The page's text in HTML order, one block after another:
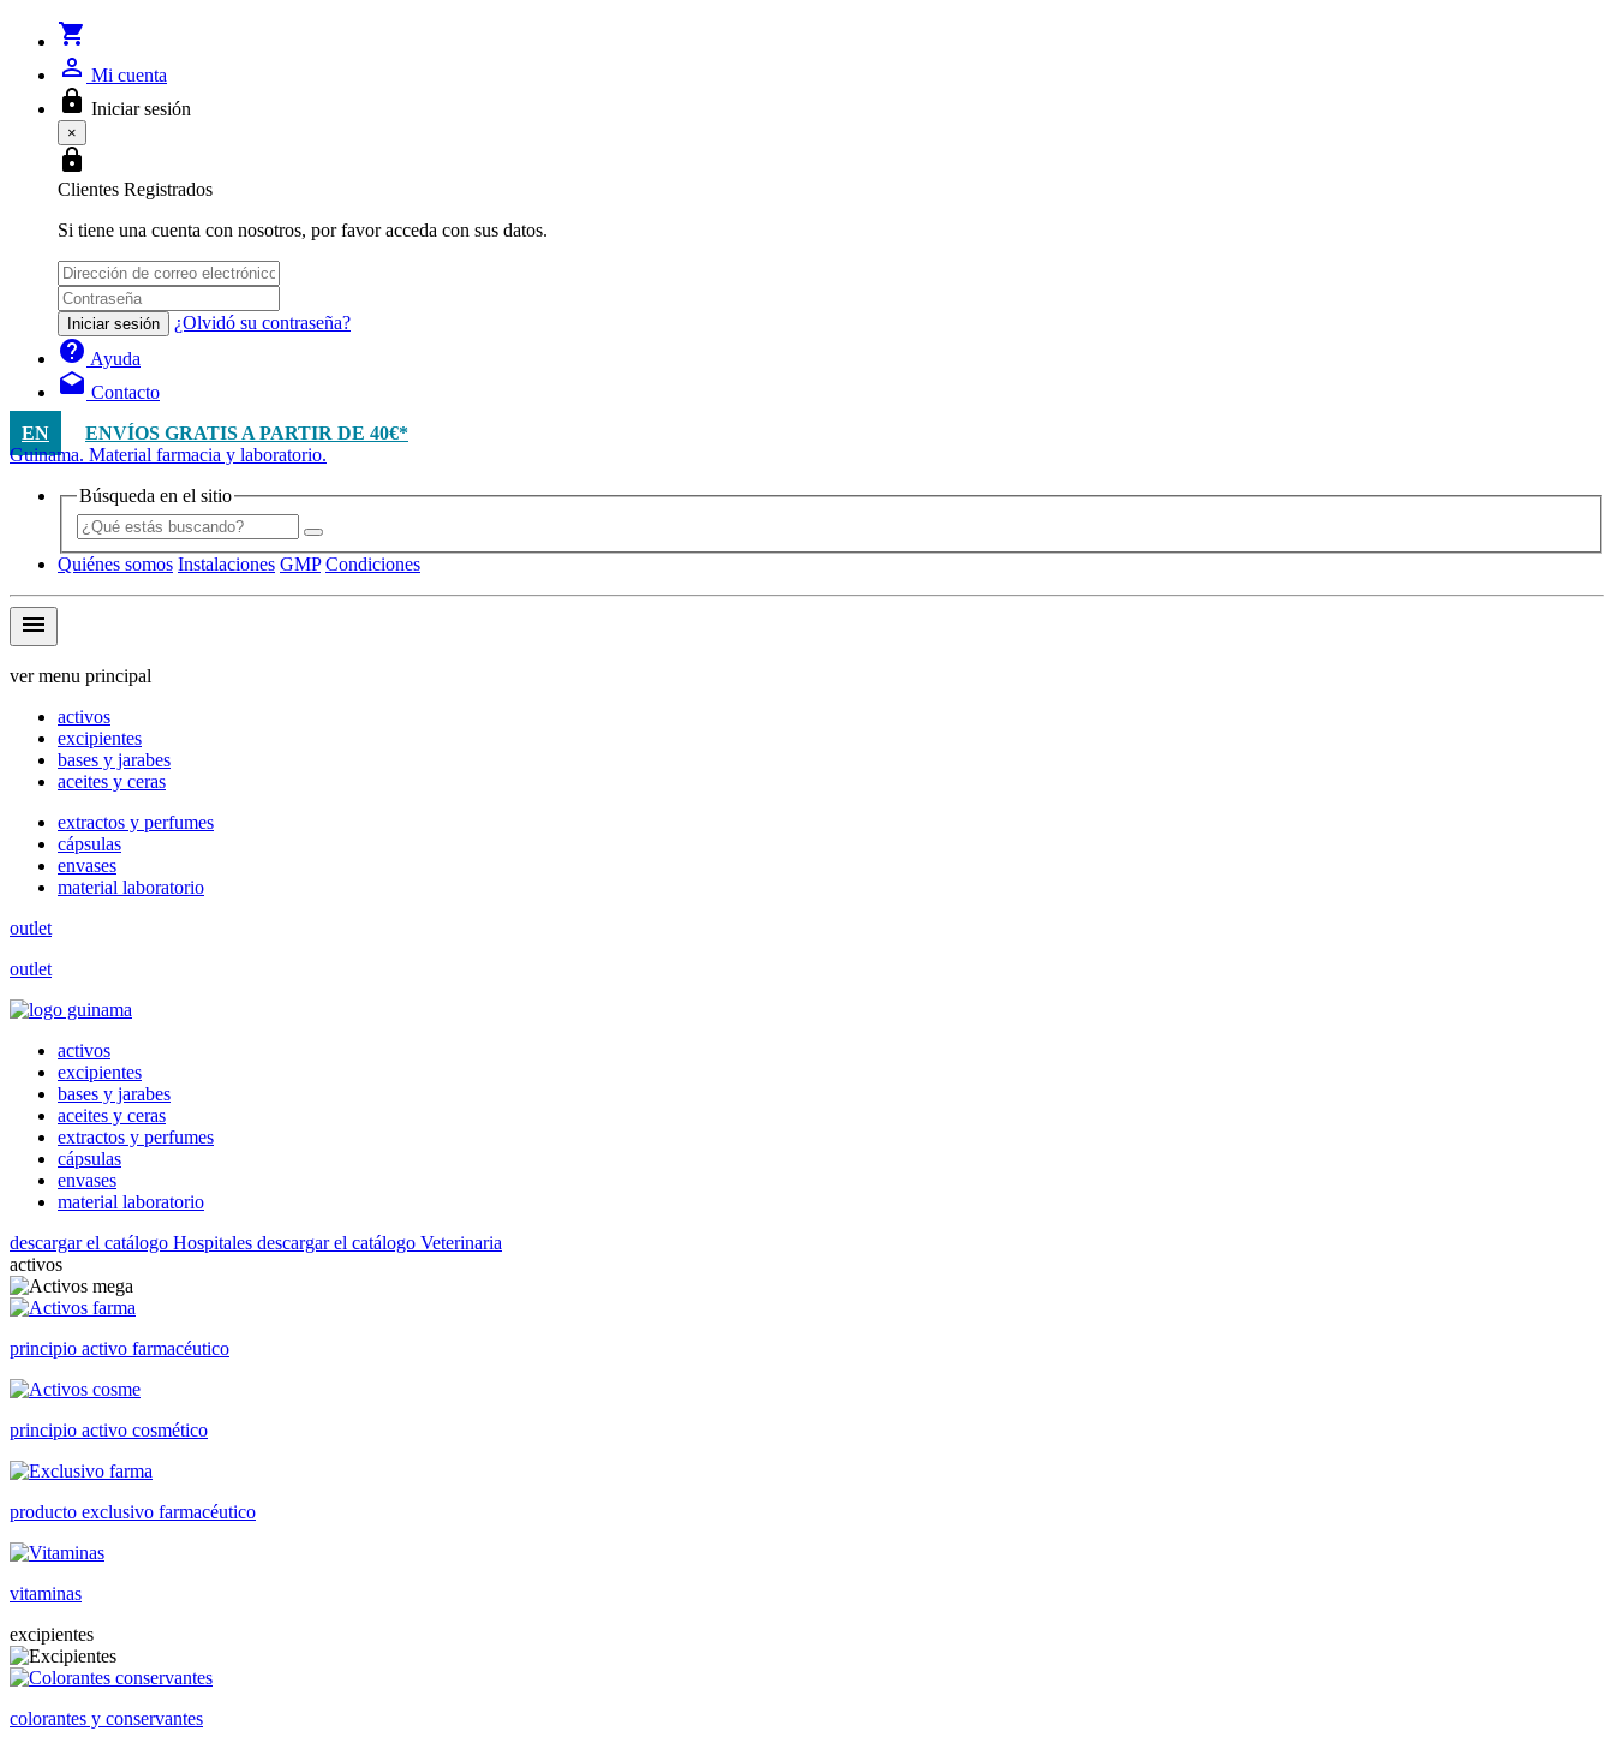
shopping_cart
person_outline Mi cuenta
lock Iniciar sesión
×
lock
Clientes Registrados
Si tiene una cuenta con nosotros, por favor acceda con sus datos.
Iniciar sesión ¿Olvidó su contraseña?
help Ayuda
drafts Contacto
EN
ENVÍOS GRATIS A PARTIR DE 40€*
Guinama. Material farmacia y laboratorio.
Búsqueda en el sitio
Quiénes somos Instalaciones GMP Condiciones
menu
ver menu principal
activos
excipientes
bases y jarabes
aceites y ceras
extractos y perfumes
cápsulas
envases
material laboratorio
outlet
outlet
activos
excipientes
bases y jarabes
aceites y ceras
extractos y perfumes
cápsulas
envases
material laboratorio
descargar el catálogo Hospitales descargar el catálogo Veterinaria
activos
principio activo farmacéutico
principio activo cosmético
producto exclusivo farmacéutico
vitaminas
excipientes
colorantes y conservantes